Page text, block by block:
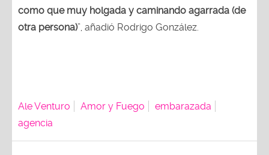
como que muy holgada y caminando agarrada (de
otra persona)”, añadió Rodrigo González.
Ale Venturo Amor y Fuego
embarazada
agencia